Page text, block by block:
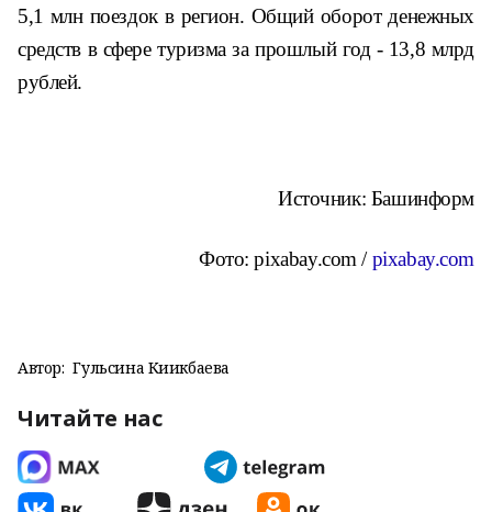
5,1 млн поездок в регион. Общий оборот денежных
средств в сфере туризма за прошлый год - 13,8 млрд
рублей.
Источник: Башинформ
Фото:pixabay.com /pixabay.com
Автор: Гульсина Киикбаева
Читайте нас